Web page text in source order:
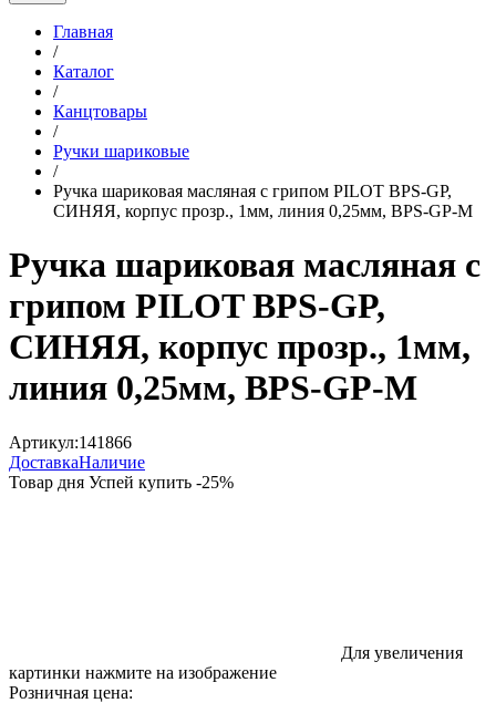
Главная
/
Каталог
/
Канцтовары
/
Ручки шариковые
/
Ручка шариковая масляная с грипом PILOT BPS-GP,
СИНЯЯ, корпус прозр., 1мм, линия 0,25мм, BPS-GP-М
Ручка шариковая масляная с
грипом PILOT BPS-GP,
СИНЯЯ, корпус прозр., 1мм,
линия 0,25мм, BPS-GP-М
Артикул:141866
ДоставкаНаличие
Товар дня Успей купить -25%
Для увеличения
картинки нажмите на изображение
Розничная цена: